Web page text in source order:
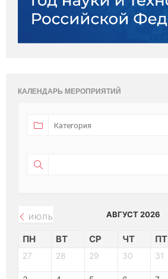
КАЛЕНДАРЬ МЕРОПРИЯТИЙ
ИЮЛЬ АВГУСТ 2026
ПН ВТ СР ЧТ ПТ
27 28 29 30 31